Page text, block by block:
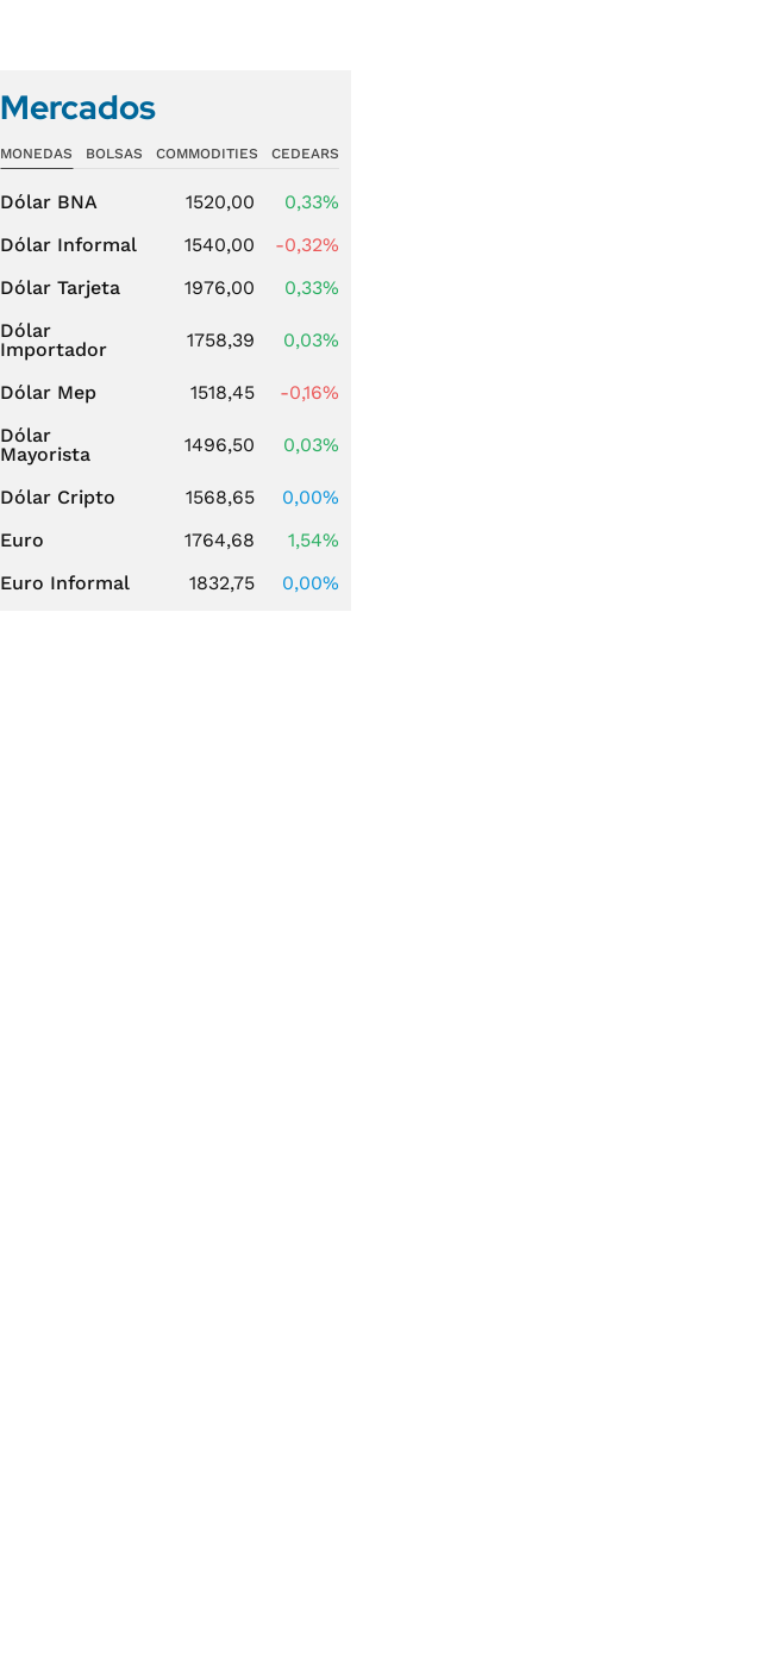
Mercados
MONEDAS BOLSAS COMMODITIES CEDEARS
Dólar BNA 1520,00
0,33%
Dólar Informal
1540,00
-0,32%
Dólar Tarjeta
1976,00
0,33%
Dólar
Importador
1758,39 0,03%
Dólar Mep 1518,45
-0,16%
Dólar
Mayorista
1496,50 0,03%
Dólar Cripto 1568,65
0,00%
Euro
1764,68
1,54%
Euro Informal
1832,75 0,00%